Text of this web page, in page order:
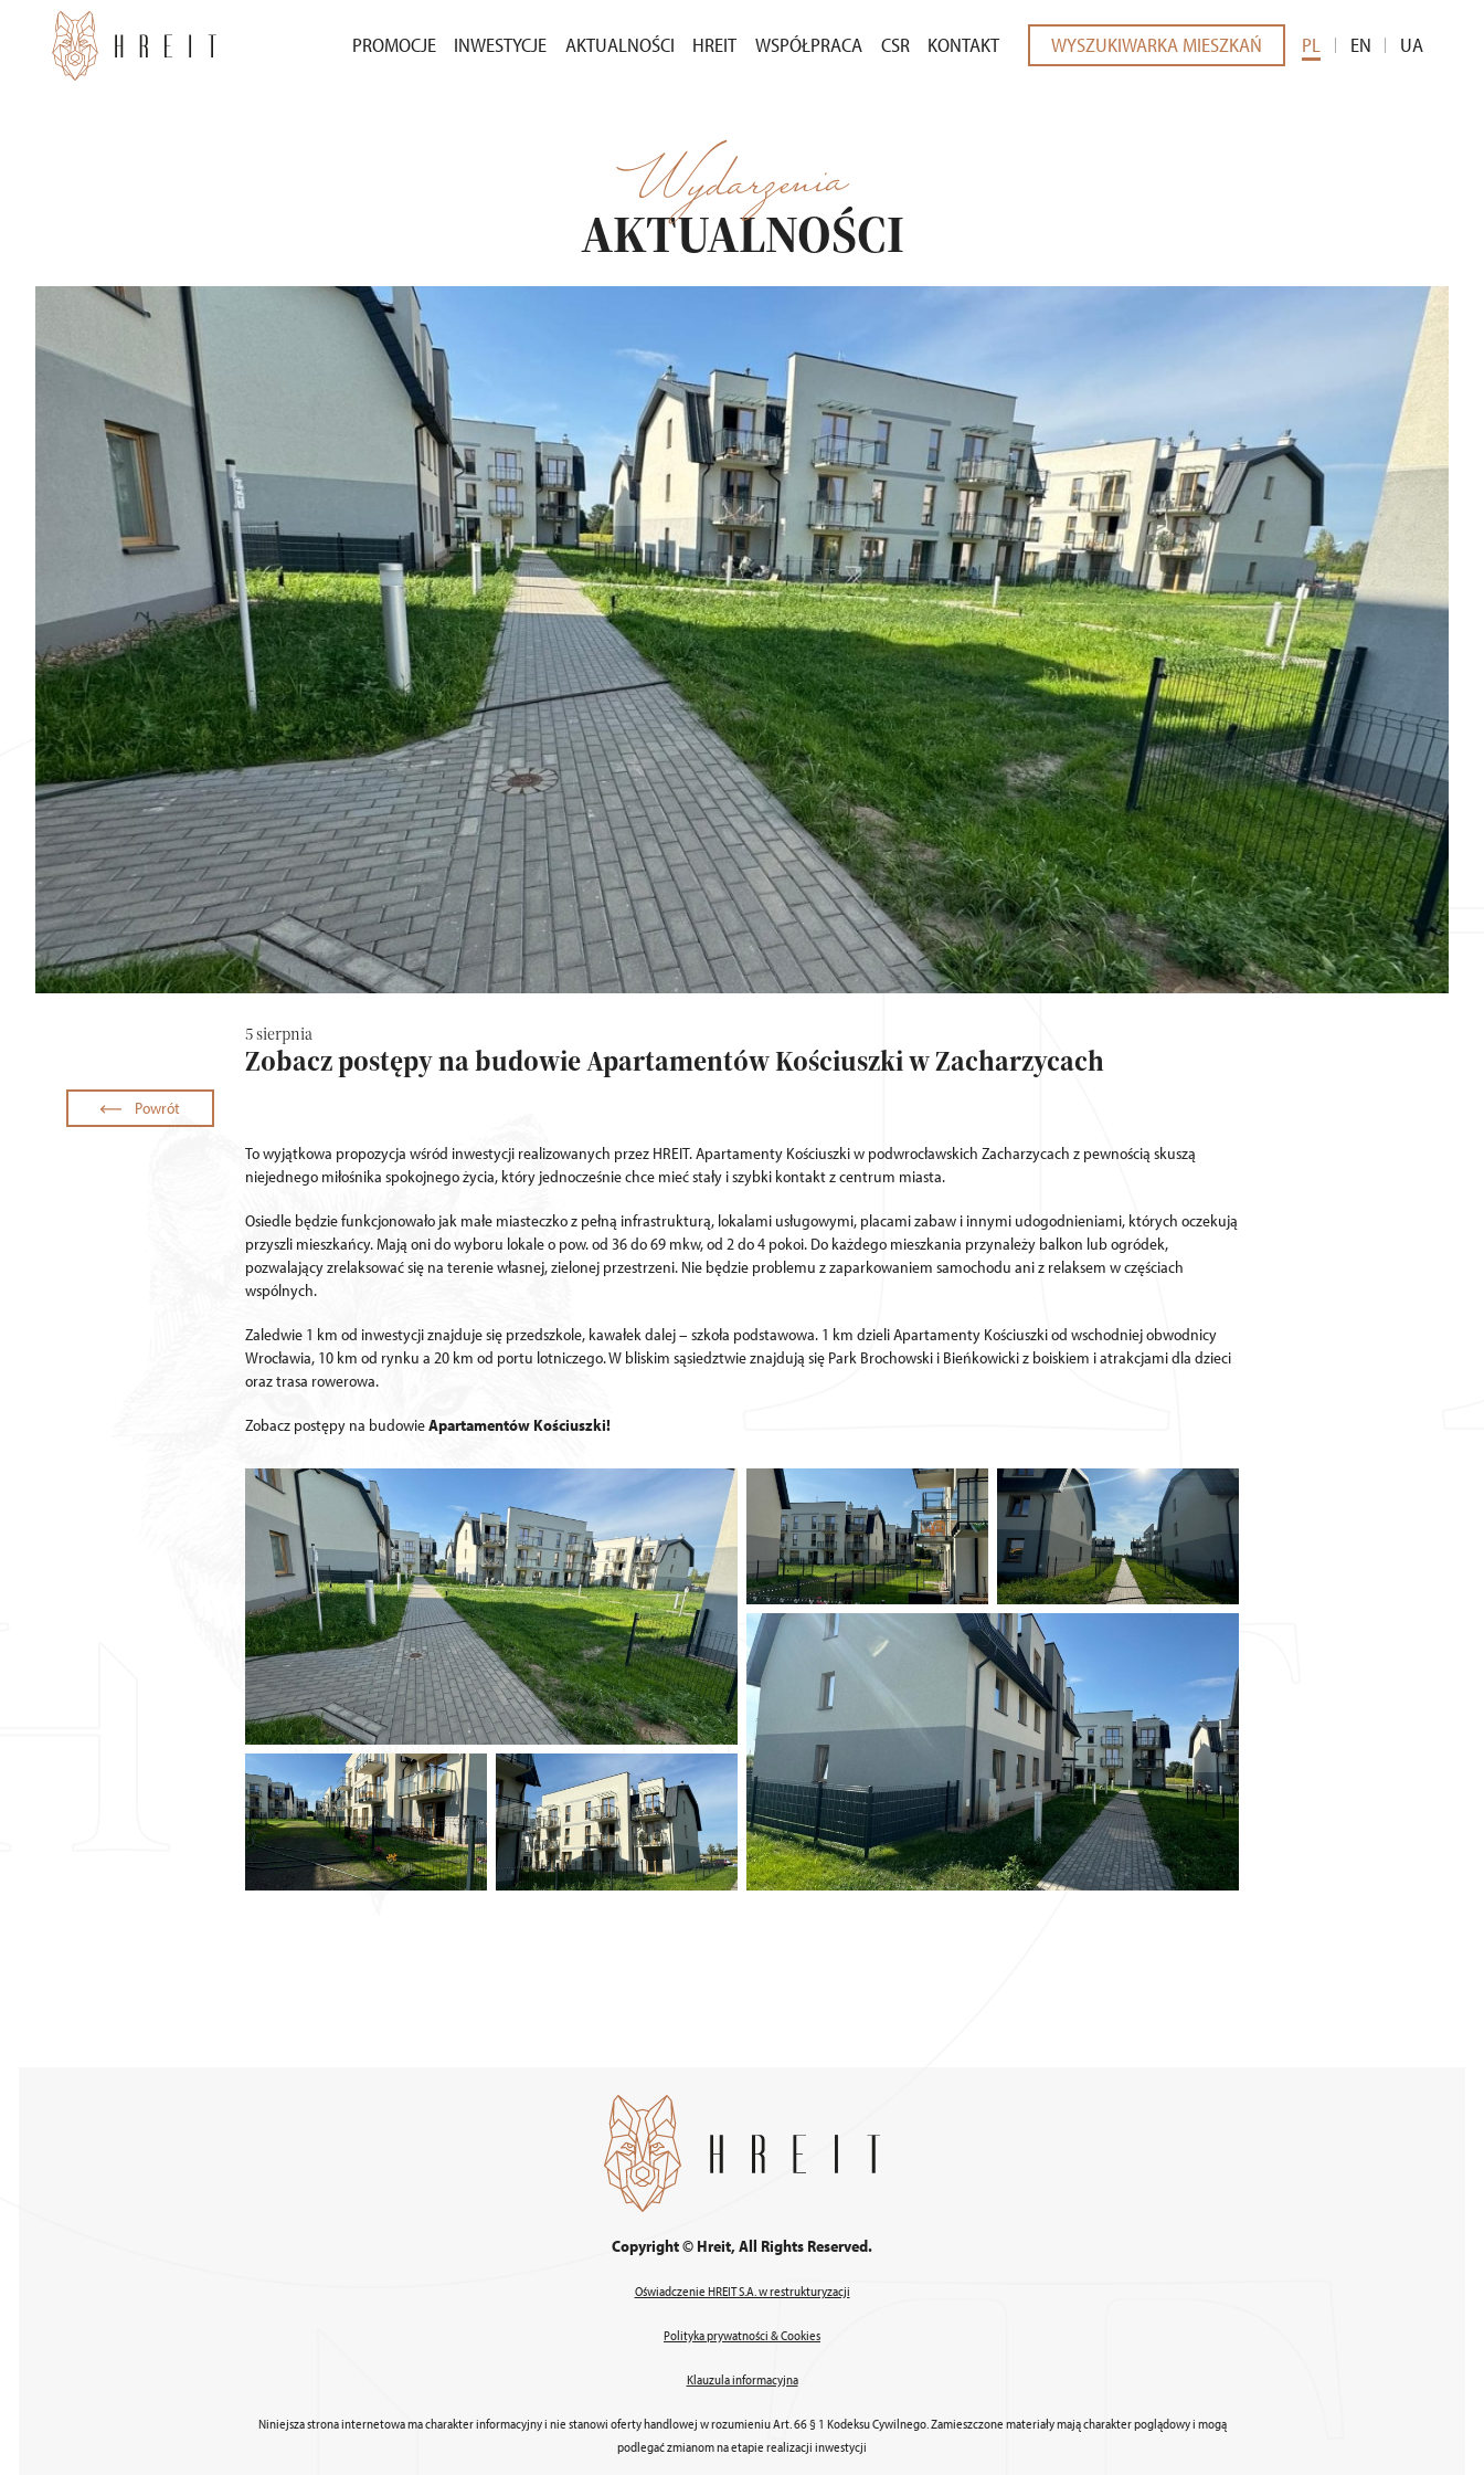
PROMOCJE
INWESTYCJE
AKTUALNOŚCI
HREIT
WSPÓŁPRACA
CSR
KONTAKT
WYSZUKIWARKA MIESZKAŃ PL EN UA
Wydarzenia
AKTUALNOŚCI
5 sierpnia
Zobacz postępy na budowie Apartamentów Kościuszki w Zacharzycach
Powrót
To wyjątkowa propozycja wśród inwestycji realizowanych przez HREIT. Apartamenty Kościuszki w podwrocławskich Zacharzycach z pewnością skuszą
niejednego miłośnika spokojnego życia, który jednocześnie chce mieć stały i szybki kontakt z centrum miasta.
Osiedle będzie funkcjonowało jak małe miasteczko z pełną infrastrukturą, lokalami usługowymi, placami zabaw i innymi udogodnieniami, których oczekują
przyszli mieszkańcy. Mają oni do wyboru lokale o pow. od 36 do 69 mkw, od 2 do 4 pokoi. Do każdego mieszkania przynależy balkon lub ogródek,
pozwalający zrelaksować się na terenie własnej, zielonej przestrzeni. Nie będzie problemu z zaparkowaniem samochodu ani z relaksem w częściach
wspólnych.
Zaledwie 1 km od inwestycji znajduje się przedszkole, kawałek dalej – szkoła podstawowa. 1 km dzieli Apartamenty Kościuszki od wschodniej obwodnicy
Wrocławia, 10 km od rynku a 20 km od portu lotniczego. W bliskim sąsiedztwie znajdują się Park Brochowski i Bieńkowicki z boiskiem i atrakcjami dla dzieci
oraz trasa rowerowa.
Zobacz postępy na budowieApartamentów Kościuszki!
Copyright © Hreit, All Rights Reserved.
Oświadczenie HREIT S.A. w restrukturyzacji
Polityka prywatności & Cookies
Klauzula informacyjna
Niniejsza strona internetowa ma charakter informacyjny i nie stanowi oferty handlowej w rozumieniu Art. 66 § 1 Kodeksu Cywilnego. Zamieszczone materiały mają charakter poglądowy i mogą
podlegać zmianom na etapie realizacji inwestycji